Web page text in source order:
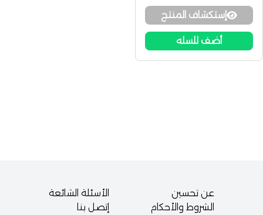
إستكشاف المنتج
أضف للسله
عن تحسين
الشروط والأحكام
الأسئلة الشائعة
إتصل بنا